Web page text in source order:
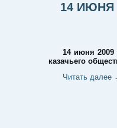
14 ИЮНЯ
14 июня 2009
казачьего
Читать далее